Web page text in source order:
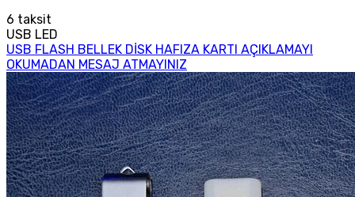
6 taksit
USB LED
USB FLASH BELLEK DİSK HAFIZA KARTI AÇIKLAMAYI
OKUMADAN MESAJ ATMAYINIZ